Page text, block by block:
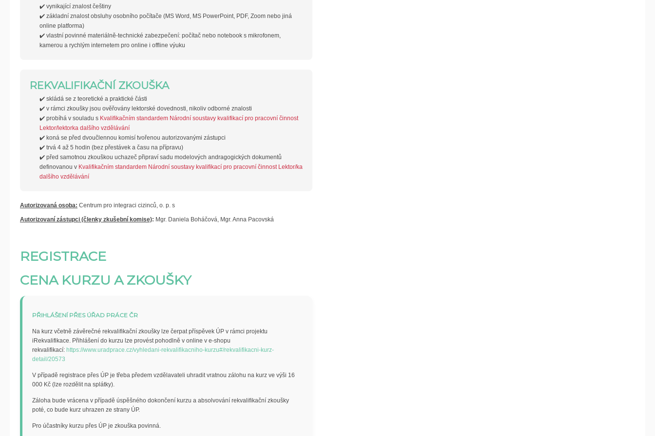
✔️ vynikající znalost češtiny
✔️ základní znalost obsluhy osobního počítače (MS Word, MS PowerPoint, PDF, Zoom nebo jiná
online platforma)
✔️ vlastní povinné materiálně-technické zabezpečení: počítač nebo notebook s mikrofonem,
kamerou a rychlým internetem pro online i offline výuku
REKVALIFIKAČNÍ ZKOUŠKA
✔️ skládá se z teoretické a praktické části
✔️ v rámci zkoušky jsou ověřovány lektorské dovednosti, nikoliv odborné znalosti
✔️ probíhá v souladu s Kvalifikačním standardem Národní soustavy kvalifikací pro pracovní činnost
Lektor/lektorka dalšího vzdělávání
✔️ koná se před dvoučlennou komisí tvořenou autorizovanými zástupci
✔️ trvá 4 až 5 hodin (bez přestávek a času na přípravu)
✔️ před samotnou zkouškou uchazeč připraví sadu modelových andragogických dokumentů
definovanou v Kvalifikačním standardem Národní soustavy kvalifikací pro pracovní činnost Lektor/ka
dalšího vzdělávání
Autorizovaná osoba: Centrum pro integraci cizinců, o. p. s
Autorizovaní zástupci (členky zkušební komise): Mgr. Daniela Boháčová, Mgr. Anna Pacovská
REGISTRACE
CENA KURZU A ZKOUŠKY
PŘIHLÁŠENÍ PŘES ÚŘAD PRÁCE ČR
Na kurz včetně závěrečné rekvalifikační zkoušky lze čerpat příspěvek ÚP v rámci projektu
iRekvalifikace. Přihlášení do kurzu lze provést pohodlně v online v e-shopu
rekvalifikací: https://www.uradprace.cz/vyhledani-rekvalifikacniho-kurzu#/rekvalifikacni-kurz-
detail/20573
V případě registrace přes ÚP je třeba předem vzdělavateli uhradit vratnou zálohu na kurz ve výši 16
000 Kč (lze rozdělit na splátky).
Záloha bude vrácena v případě úspěšného dokončení kurzu a absolvování rekvalifikační zkoušky
poté, co bude kurz uhrazen ze strany ÚP.
Pro účastníky kurzu přes ÚP je zkouška povinná.